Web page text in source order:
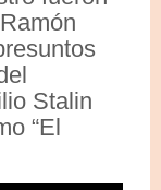
Stalin
“El